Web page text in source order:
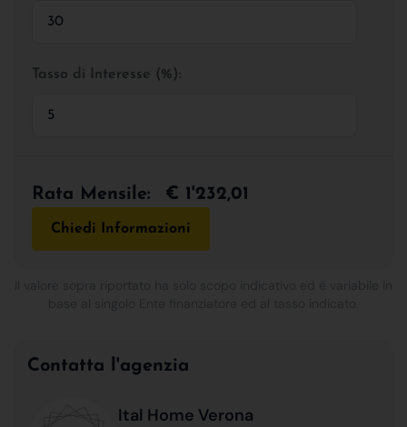
Tasso di Interesse (%):
Rata Mensile: € 1'232,01
Chiedi Informazioni
Contatta l'agenzia
Ital Home Verona